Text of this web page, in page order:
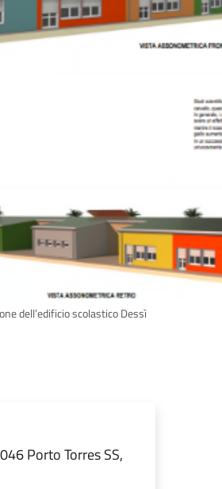
dell’edificio scolastico Dessì
Porto Torres SS,